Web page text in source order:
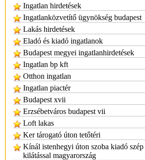
Ingatlan hirdetések
Ingatlanközvetítő ügynökség budapest
Lakás hirdetések
Eladó és kiadó ingatlanok
Budapest megyei ingatlanhirdetések
Ingatlan bp kft
Otthon ingatlan
Ingatlan piactér
Budapest xvii
Erzsébetváros budapest vii
Loft lakas
Ker tárogató úton tetőtéri
Kínál istenhegyi úton szoba kiadó szép
kilátással magyarország